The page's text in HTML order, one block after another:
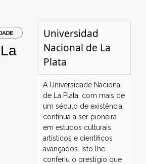
La
Universidad
Nacional de La
Plata
A Universidade Nacional
de La Plata, com mais de
um século de existência,
continua a ser pioneira
em estudos culturais,
artísticos e científicos
avançados. Isto lhe
conferiu o prestígio que